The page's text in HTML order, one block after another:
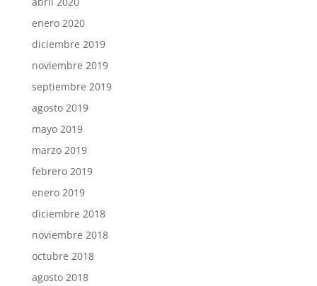
enero 2020
diciembre 2019
noviembre 2019
septiembre 2019
agosto 2019
mayo 2019
marzo 2019
febrero 2019
enero 2019
diciembre 2018
noviembre 2018
octubre 2018
agosto 2018